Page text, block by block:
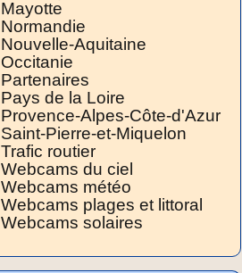
Mayotte
Normandie
Nouvelle-Aquitaine
Occitanie
Partenaires
Pays de la Loire
Provence-Alpes-Côte-d'Azur
Saint-Pierre-et-Miquelon
Trafic routier
Webcams du ciel
Webcams météo
Webcams plages et littoral
Webcams solaires